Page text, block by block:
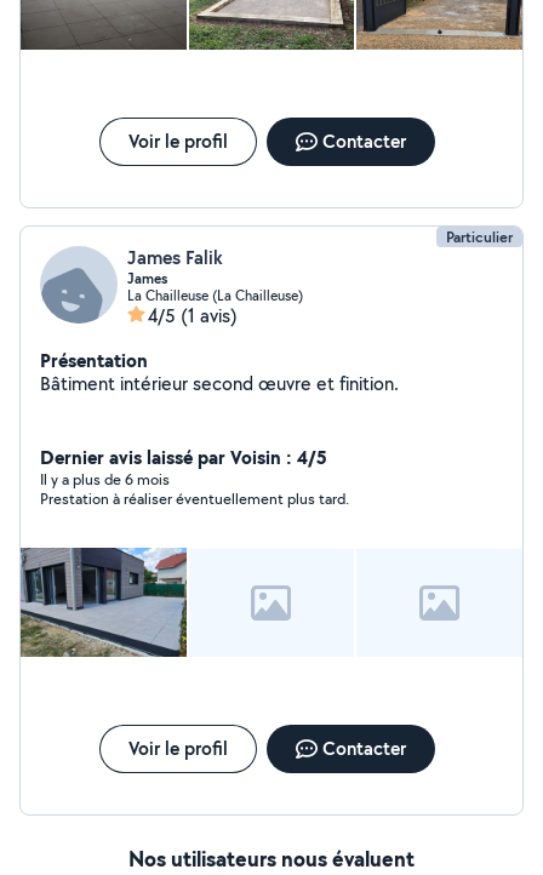
Voir le profil Contacter
Particulier
James Falik
James
La Chailleuse (La Chailleuse)
4/5 (1 avis)
Présentation
Bâtiment intérieur second œuvre et finition.
Dernier avis laissé par Voisin : 4/5
Il y a plus de 6 mois
Prestation à réaliser éventuellement plus tard.
Voir le profil Contacter
Nos utilisateurs nous évaluent